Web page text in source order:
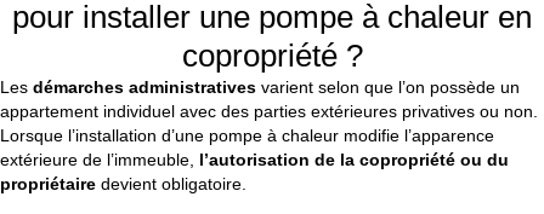
pour installer une pompe à chaleur en
copropriété ?
Les démarches administratives varient selon que l’on possède un
appartement individuel avec des parties extérieures privatives ou non.
Lorsque l’installation d’une pompe à chaleur modifie l’apparence
extérieure de l’immeuble, l’autorisation de la copropriété ou du
propriétaire devient obligatoire.